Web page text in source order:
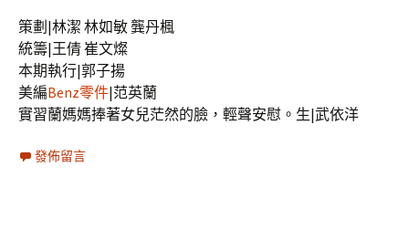
策劃|林潔 林如敏 龔丹楓
統籌|王倩 崔文燦
本期執行|郭子揚
美編Benz零件|范英蘭
實習蘭媽媽捧著女兒茫然的臉，輕聲安慰。生|武依洋
發佈留言